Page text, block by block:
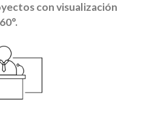
con visualización